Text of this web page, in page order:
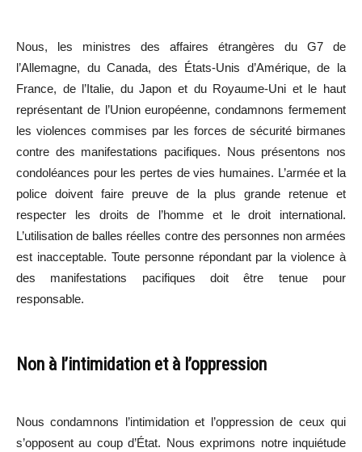
Nous, les ministres des affaires étrangères du G7 de
l’Allemagne, du Canada, des États-Unis d’Amérique, de la
France, de l’Italie, du Japon et du Royaume-Uni et le haut
représentant de l’Union européenne, condamnons fermement
les violences commises par les forces de sécurité birmanes
contre des manifestations pacifiques. Nous présentons nos
condoléances pour les pertes de vies humaines. L’armée et la
police doivent faire preuve de la plus grande retenue et
respecter les droits de l’homme et le droit international.
L’utilisation de balles réelles contre des personnes non armées
est inacceptable. Toute personne répondant par la violence à
des manifestations pacifiques doit être tenue pour
responsable.
Non à l’intimidation et à l’oppression
Nous condamnons l’intimidation et l’oppression de ceux qui
s’opposent au coup d’État. Nous exprimons notre inquiétude